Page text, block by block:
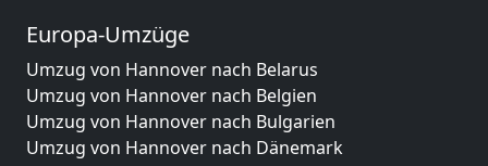
Europa-Umzüge
Umzug von Hannover nach Belarus
Umzug von Hannover nach Belgien
Umzug von Hannover nach Bulgarien
Umzug von Hannover nach Dänemark